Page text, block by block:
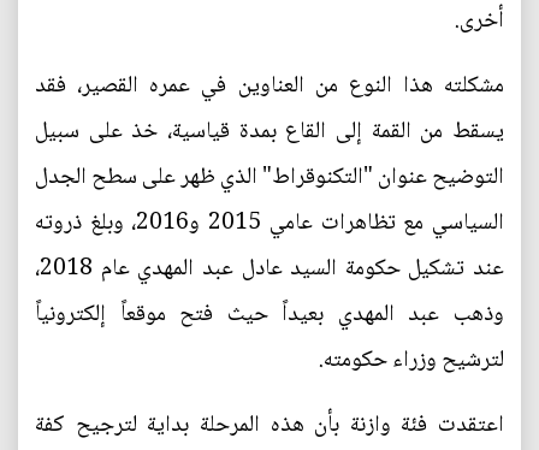
أخرى.
مشكلته هذا النوع من العناوين في عمره القصير، فقد
يسقط من القمة إلى القاع بمدة قياسية، خذ على سبيل
التوضيح عنوان "التكنوقراط" الذي ظهر على سطح الجدل
السياسي مع تظاهرات عامي 2015 و2016، وبلغ ذروته
عند تشكيل حكومة السيد عادل عبد المهدي عام 2018،
وذهب عبد المهدي بعيداً حيث فتح موقعاً إلكترونياً
لترشيح وزراء حكومته.
اعتقدت فئة وازنة بأن هذه المرحلة بداية لترجيح كفة